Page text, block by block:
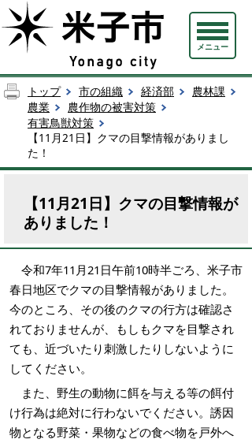
メニュー
トップ 市の組織 経済部
農林課
農業
農作物の被害対策
有害鳥獣対策
【11月21日】クマの目撃情報がありまし
た！
【11月21日】クマの目撃情報が
ありました！
令和7年11月21日午前10時半ごろ、米子市
春日地区でクマの目撃情報がありました。
今のところ、その後のクマの行方は確認さ
れておりませんが、もしもクマを目撃され
ても、近づいたり刺激したりしないように
してください。
また、野生の動物に餌を与える等の餌付
け行為は絶対に行わないでください。誘因
物となる野菜・果物などの食べ物を戸外へ